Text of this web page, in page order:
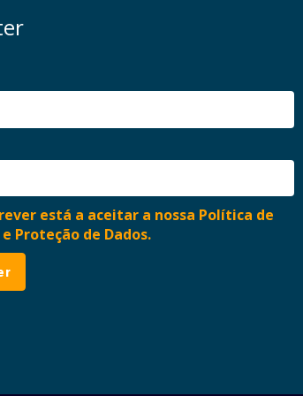
está a aceitar a nossa Política de
Proteção de Dados.